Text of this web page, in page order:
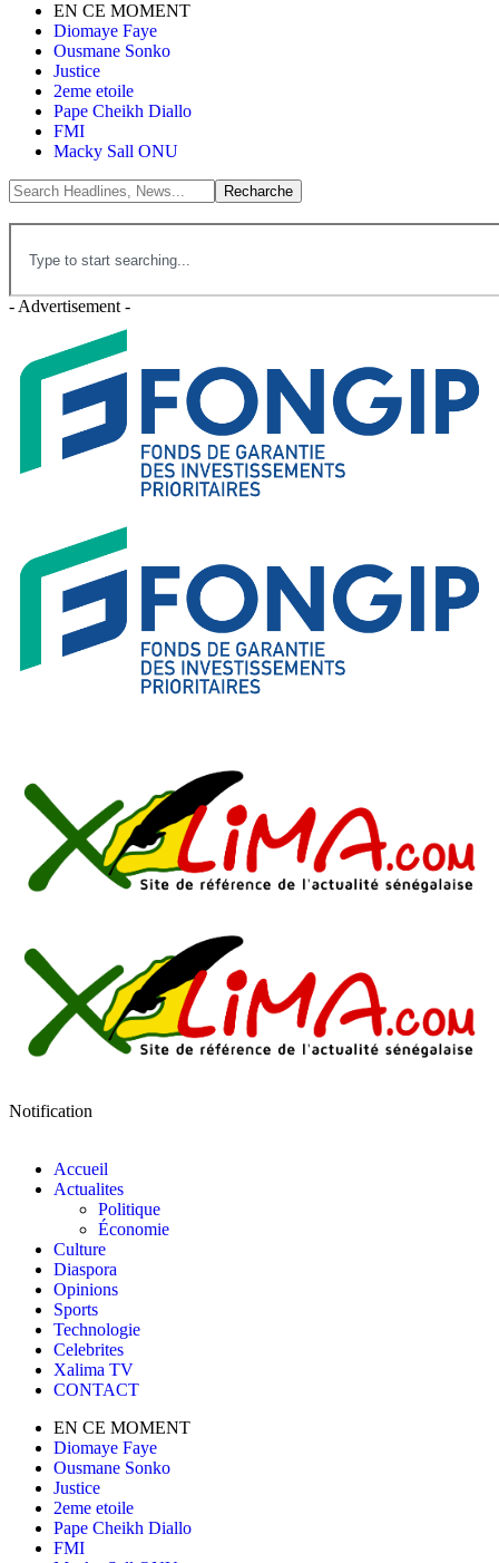
EN CE MOMENT
Diomaye Faye
Ousmane Sonko
Justice
2eme etoile
Pape Cheikh Diallo
FMI
Macky Sall ONU
- Advertisement -
Notification
Accueil
Actualites
Politique
Économie
Culture
Diaspora
Opinions
Sports
Technologie
Celebrites
Xalima TV
CONTACT
EN CE MOMENT
Diomaye Faye
Ousmane Sonko
Justice
2eme etoile
Pape Cheikh Diallo
FMI